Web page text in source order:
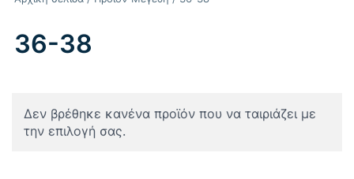
36-38
Δεν βρέθηκε κανένα προϊόν που να ταιριάζει με
την επιλογή σας.